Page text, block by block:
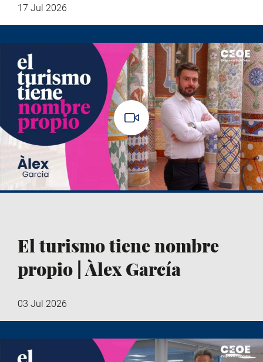
17 Jul 2026
El turismo tiene nombre
propio | Àlex García
03 Jul 2026